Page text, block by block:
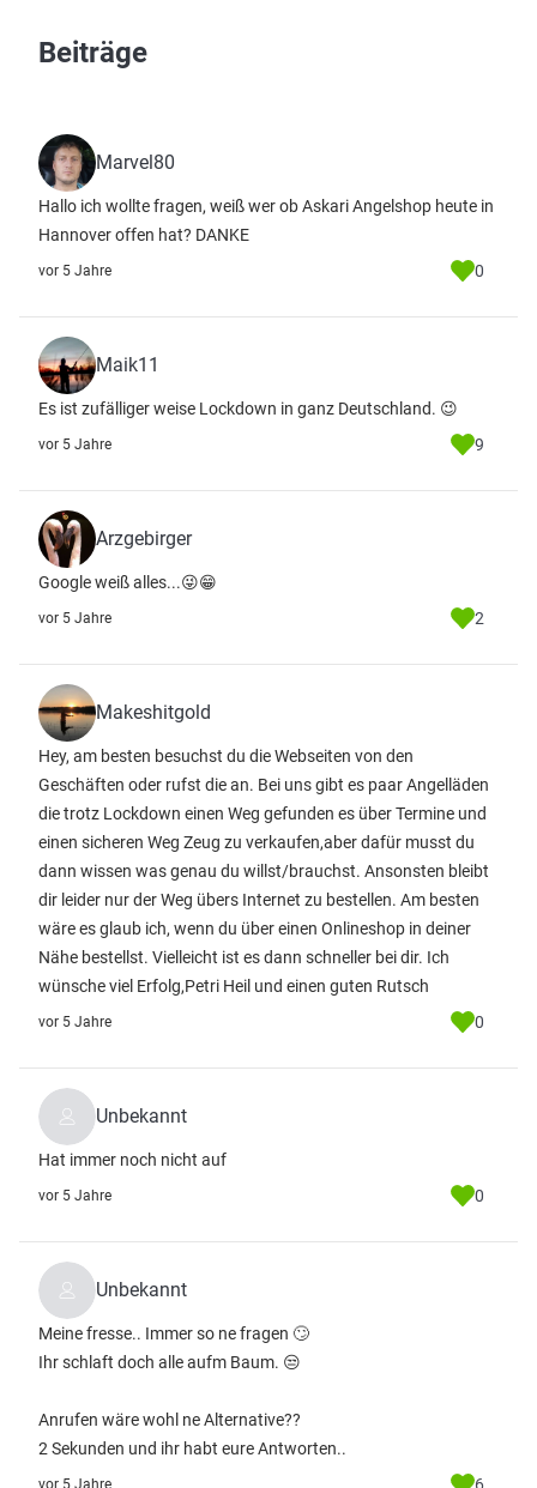
Beiträge
Marvel80
Hallo ich wollte fragen, weiß wer ob Askari Angelshop heute in
Hannover offen hat? DANKE
vor 5 Jahre 0
Maik11
Es ist zufälliger weise Lockdown in ganz Deutschland. 😉
vor 5 Jahre 9
Arzgebirger
Google weiß alles...😜😁
vor 5 Jahre 2
Makeshitgold
Hey, am besten besuchst du die Webseiten von den
Geschäften oder rufst die an. Bei uns gibt es paar Angelläden
die trotz Lockdown einen Weg gefunden es über Termine und
einen sicheren Weg Zeug zu verkaufen,aber dafür musst du
dann wissen was genau du willst/brauchst. Ansonsten bleibt
dir leider nur der Weg übers Internet zu bestellen. Am besten
wäre es glaub ich, wenn du über einen Onlineshop in deiner
Nähe bestellst. Vielleicht ist es dann schneller bei dir. Ich
wünsche viel Erfolg,Petri Heil und einen guten Rutsch
vor 5 Jahre 0
Unbekannt
Hat immer noch nicht auf
vor 5 Jahre 0
Unbekannt
Meine fresse.. Immer so ne fragen 🙄
Ihr schlaft doch alle aufm Baum. 😒
Anrufen wäre wohl ne Alternative??
2 Sekunden und ihr habt eure Antworten..
vor 5 Jahre